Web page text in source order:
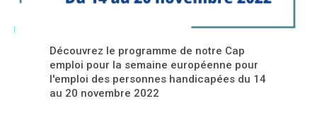
Découvrez le programme de notre Cap
emploi pour la semaine européenne pour
l'emploi des personnes handicapées du 14
au 20 novembre 2022